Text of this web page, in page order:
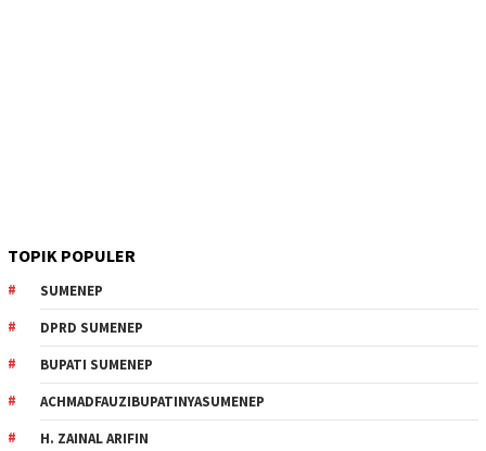
TOPIK POPULER
SUMENEP
DPRD SUMENEP
BUPATI SUMENEP
ACHMADFAUZIBUPATINYASUMENEP
H. ZAINAL ARIFIN